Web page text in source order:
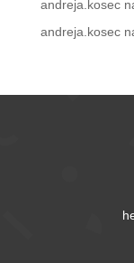
andreja.kosec
andreja.kosec